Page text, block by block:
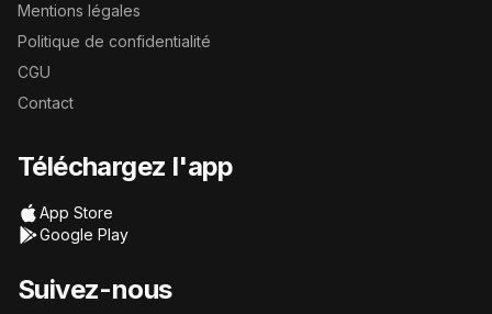
Mentions légales
Politique de confidentialité
CGU
Contact
Téléchargez l'app
App Store
Google Play
Suivez-nous